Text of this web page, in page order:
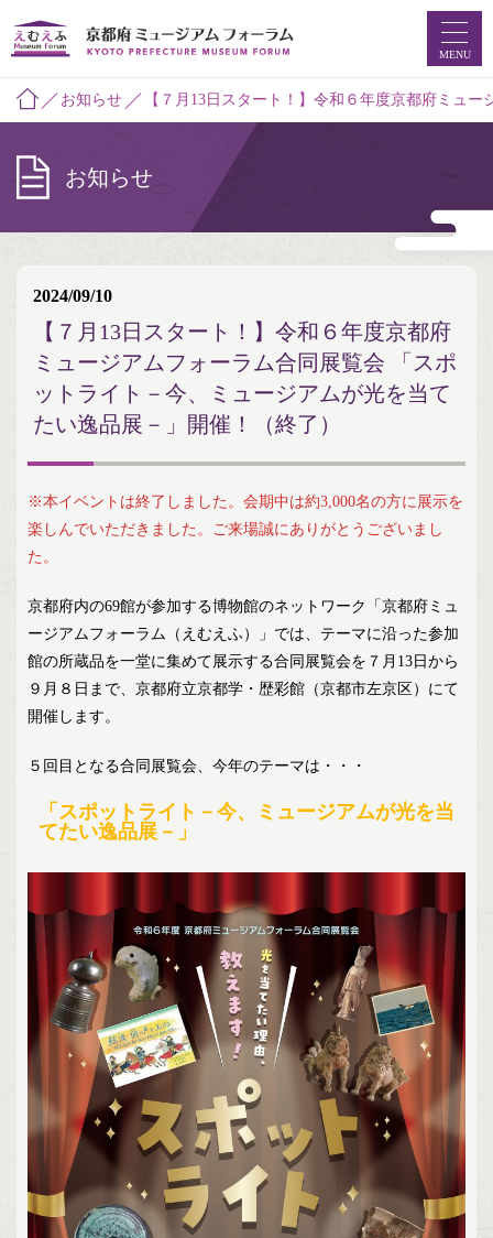
ホーム
ミュージアムマップ
えむえふコラム
つなプロ
ミュージアムフォーラムとは
MENU
お知らせ 【７月13日スタート！】令和６年度京都府ミュ
お知らせ
2024/09/10
【７月13日スタート！】令和６年度京都府
ミュージアムフォーラム合同展覧会 「スポ
ットライト－今、ミュージアムが光を当て
たい逸品展－」開催！（終了）
※本イベントは終了しました。会期中は約3,000名の方に展示を
楽しんでいただきました。ご来場誠にありがとうございまし
た。
京都府内の69館が参加する博物館のネットワーク「京都府ミュ
ージアムフォーラム（えむえふ）」では、テーマに沿った参加
館の所蔵品を一堂に集めて展示する合同展覧会を７月13日から
９月８日まで、京都府立京都学・歴彩館（京都市左京区）にて
開催します。
５回目となる合同展覧会、今年のテーマは・・・
「スポットライト－今、ミュージアムが光を当
てたい逸品展－」